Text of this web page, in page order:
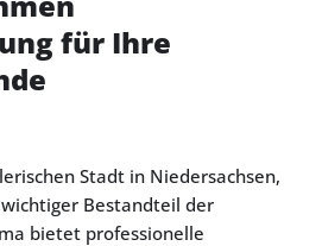
für Ihre
Stadt in Niedersachsen,
Bestandteil der
bietet professionelle